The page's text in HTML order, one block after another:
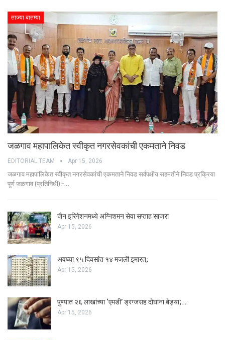
ताज्या बातम्या
जळगाव महापालिकेत स्वीकृत नगरसेवकांची एकमताने निवड
EDITORIAL TEAM Apr 15, 2026
जळगाव महापालिकेत स्वीकृत नगरसेवकांची एकमताने निवड सर्वपक्षीय सहमतीने निवड प्रक्रिया
पूर्ण जळगाव (प्रतिनिधी):-…
जैन इरिगेशनमध्ये अग्निशमन सेवा सप्ताह साजरा
Apr 15, 2026
अवघ्या ९५ दिवसांत १४ मजली इमारत;
Apr 15, 2026
पुण्यात २६ लाखांच्या ‘एमडी’ ड्रग्जसह दोघांना बेड्या;…
Apr 15, 2026